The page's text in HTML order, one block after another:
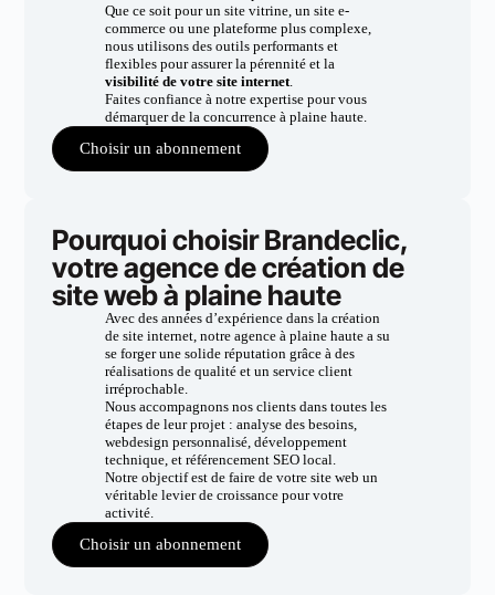
Que ce soit pour un site vitrine, un site e-
commerce ou une plateforme plus complexe,
nous utilisons des outils performants et
flexibles pour assurer la pérennité et la
visibilité de votre site internet.
Faites confiance à notre expertise pour vous
démarquer de la concurrence à plaine haute.
Choisir un abonnement
Pourquoi choisir Brandeclic,
votre agence de création de
site web à plaine haute
Avec des années d’expérience dans la création
de site internet, notre agence à plaine haute a su
se forger une solide réputation grâce à des
réalisations de qualité et un service client
irréprochable.
Nous accompagnons nos clients dans toutes les
étapes de leur projet : analyse des besoins,
webdesign personnalisé, développement
technique, et référencement SEO local.
Notre objectif est de faire de votre site web un
véritable levier de croissance pour votre
activité.
Choisir un abonnement